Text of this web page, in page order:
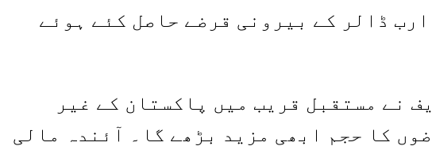
ڈالر کے بیرونی قرضے حاصل کئے ہوئے
نے مستقبل قریب میں پاکستان کے غیر
کا حجم ابھی مزید بڑھے گا۔ آئندہ مالی